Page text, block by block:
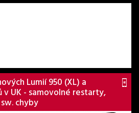
Lumií 950 (XL) a
UK - samovolné restarty,
chyby